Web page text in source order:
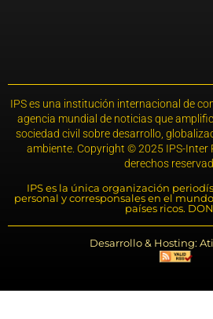
IPS es una institución internacional de
agencia mundial de noticias que
sociedad civil sobre desarrollo,
ambiente. Copyright © 2025 IPS-Inter
derechos
IPS es la única organización
personal y corresponsales en el
países ricos.
Desarrollo & Hosting: